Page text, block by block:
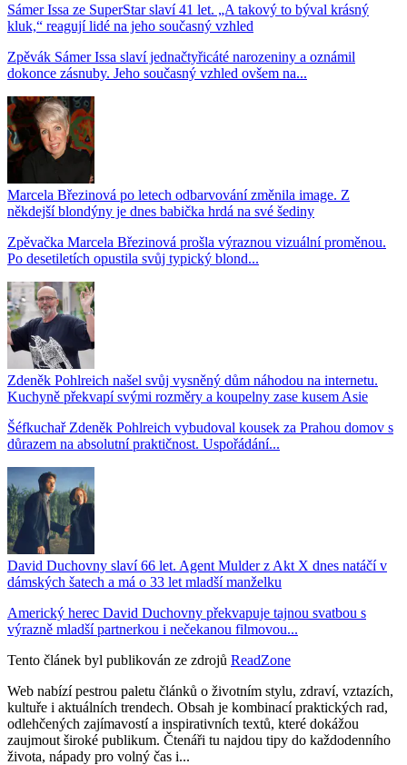
Sámer Issa ze SuperStar slaví 41 let. „A takový to býval krásný
kluk,“ reagují lidé na jeho současný vzhled
Zpěvák Sámer Issa slaví jednačtyřicáté narozeniny a oznámil
dokonce zásnuby. Jeho současný vzhled ovšem na...
Marcela Březinová po letech odbarvování změnila image. Z
někdejší blondýny je dnes babička hrdá na své šediny
Zpěvačka Marcela Březinová prošla výraznou vizuální proměnou.
Po desetiletích opustila svůj typický blond...
Zdeněk Pohlreich našel svůj vysněný dům náhodou na internetu.
Kuchyně překvapí svými rozměry a koupelny zase kusem Asie
Šéfkuchař Zdeněk Pohlreich vybudoval kousek za Prahou domov s
důrazem na absolutní praktičnost. Uspořádání...
David Duchovny slaví 66 let. Agent Mulder z Akt X dnes natáčí v
dámských šatech a má o 33 let mladší manželku
Americký herec David Duchovny překvapuje tajnou svatbou s
výrazně mladší partnerkou i nečekanou filmovou...
Tento článek byl publikován ze zdrojů ReadZone
Web nabízí pestrou paletu článků o životním stylu, zdraví, vztazích,
kultuře i aktuálních trendech. Obsah je kombinací praktických rad,
odlehčených zajímavostí a inspirativních textů, které dokážou
zaujmout široké publikum. Čtenáři tu najdou tipy do každodenního
života, nápady pro volný čas i...